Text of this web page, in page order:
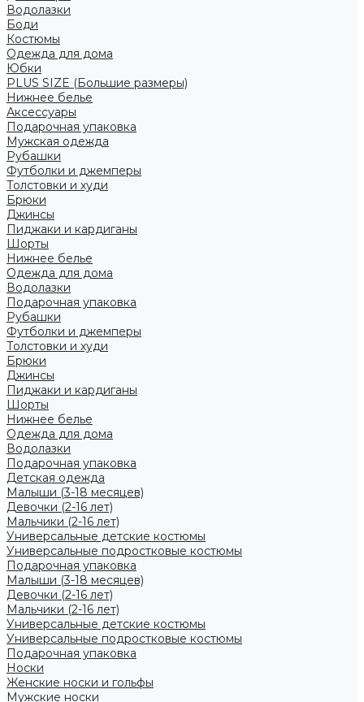
Водолазки
Боди
Костюмы
Одежда для дома
Юбки
PLUS SIZE (Большие размеры)
Нижнее белье
Аксессуары
Подарочная упаковка
Мужская одежда
Рубашки
Футболки и джемперы
Толстовки и худи
Брюки
Джинсы
Пиджаки и кардиганы
Шорты
Нижнее белье
Одежда для дома
Водолазки
Подарочная упаковка
Рубашки
Футболки и джемперы
Толстовки и худи
Брюки
Джинсы
Пиджаки и кардиганы
Шорты
Нижнее белье
Одежда для дома
Водолазки
Подарочная упаковка
Детская одежда
Малыши (3-18 месяцев)
Девочки (2-16 лет)
Мальчики (2-16 лет)
Универсальные детские костюмы
Универсальные подростковые костюмы
Подарочная упаковка
Малыши (3-18 месяцев)
Девочки (2-16 лет)
Мальчики (2-16 лет)
Универсальные детские костюмы
Универсальные подростковые костюмы
Подарочная упаковка
Носки
Женские носки и гольфы
Мужские носки